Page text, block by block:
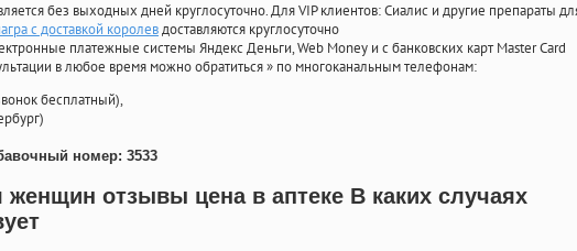
без выходных дней круглосуточно. Для VIP клиентов: Сиалис и другие препараты
с доставкой королевдоставляются круглосуточно
платежные системы Яндекс Деньги, Web Money и с банковских карт Master Card
в любое время можно обратиться» по многоканальным телефонам:
бесплатный),
номер: 3533
отзывы цена в аптеке В каких случаях